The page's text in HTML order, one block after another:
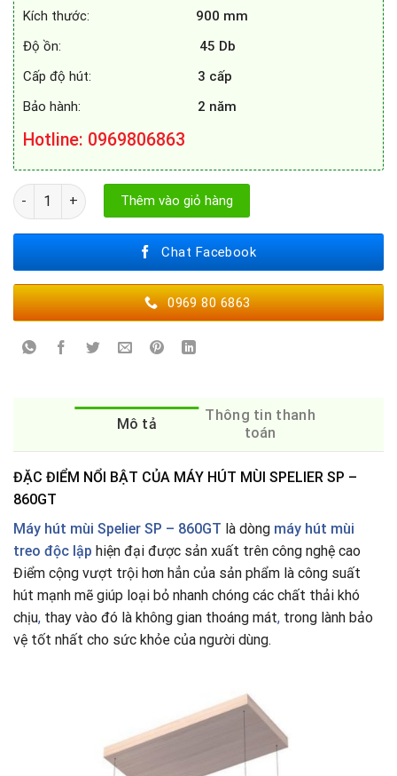
Kích thước:
900 mm
Độ ồn:
45 Db
Cấp độ hút: 3 cấp
Bảo hành: 2 năm
Hotline: 0969806863
MÁY HÚT MÙI SPELIER SP - 860GT số lượng
Thêm vào giỏ hàng
Chat Facebook
0969 80 6863
Mô tả
Thông tin thanh
toán
ĐẶC ĐIỂM NỔI BẬT CỦA MÁY HÚT MÙI SPELIER SP –
860GT
Máy hút mùi Spelier SP – 860GT là dòng máy hút mùi
treo độc lập hiện đại được sản xuất trên công nghệ cao
Điểm cộng vượt trội hơn hẳn của sản phẩm là công suất
hút mạnh mẽ giúp loại bỏ nhanh chóng các chất thải khó
chịu, thay vào đó là không gian thoáng mát, trong lành bảo
vệ tốt nhất cho sức khỏe của người dùng.